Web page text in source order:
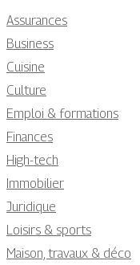
Assurances
Business
Cuisine
Culture
Emploi & formations
Finances
High-tech
Immobilier
Juridique
Loisirs & sports
Maison, travaux & déco